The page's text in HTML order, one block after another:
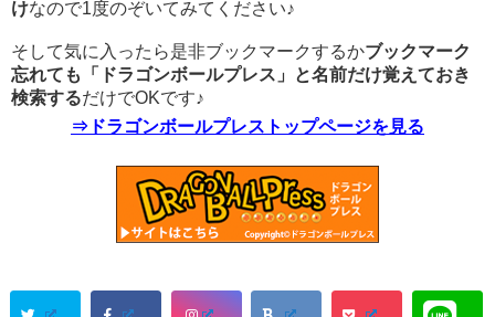
けなので1度のぞいてみてください♪
そして気に入ったら是非ブックマークするかブックマーク
忘れても「ドラゴンボールプレス」と名前だけ覚えておき
検索するだけでOKです♪
⇒ドラゴンボールプレストップページを見る